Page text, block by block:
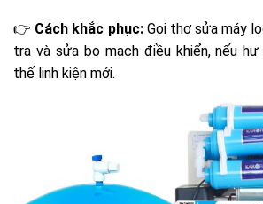
👉 Cách khắc phục:Gọi thợ sửa máy
tra và sửa bo mạch điều khiển, nếu
thế linh kiện mới.